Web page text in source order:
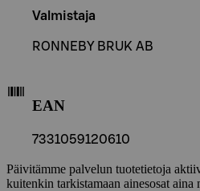
Valmistaja
RONNEBY BRUK AB
EAN
7331059120610
Päivitämme palvelun tuotetietoja
kuitenkin tarkistamaan ainesosat aina